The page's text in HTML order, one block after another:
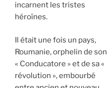
incarnent les tristes
héroïnes.
Il était une fois un pays,
Roumanie, orphelin de son
« Conducatore » et de sa «
révolution », embourbé